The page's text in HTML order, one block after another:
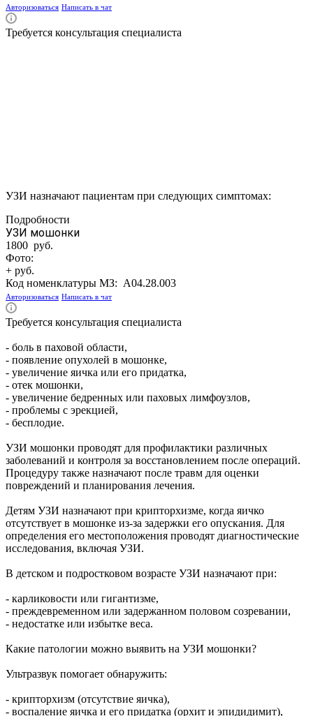
Авторизоваться Написать в чат
Требуется консультация специалиста
УЗИ назначают пациентам при следующих симптомах:
Подробности
УЗИ мошонки
1800 руб.
Фото:
+ руб.
Код номенклатуры МЗ: A04.28.003
Авторизоваться Написать в чат
Требуется консультация специалиста
- боль в паховой области,
- появление опухолей в мошонке,
- увеличение яичка или его придатка,
- отек мошонки,
- увеличение бедренных или паховых лимфоузлов,
- проблемы с эрекцией,
- бесплодие.
УЗИ мошонки проводят для профилактики различных
заболеваний и контроля за восстановлением после операций.
Процедуру также назначают после травм для оценки
повреждений и планирования лечения.
Детям УЗИ назначают при крипторхизме, когда яичко
отсутствует в мошонке из-за задержки его опускания. Для
определения его местоположения проводят диагностические
исследования, включая УЗИ.
В детском и подростковом возрасте УЗИ назначают при:
- карликовости или гигантизме,
- преждевременном или задержанном половом созревании,
- недостатке или избытке веса.
Какие патологии можно выявить на УЗИ мошонки?
Ультразвук помогает обнаружить:
- крипторхизм (отсутствие яичка),
- воспаление яичка и его придатка (орхит и эпидидимит),